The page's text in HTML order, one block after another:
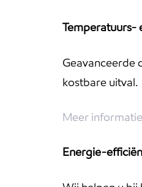
Temperatuurs-
Geavanceerde
kostbare uitval.
Meer
Energie-